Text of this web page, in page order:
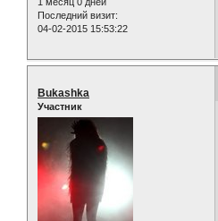
Последний визит:
04-02-2015 15:53:22
Bukashka
Участник